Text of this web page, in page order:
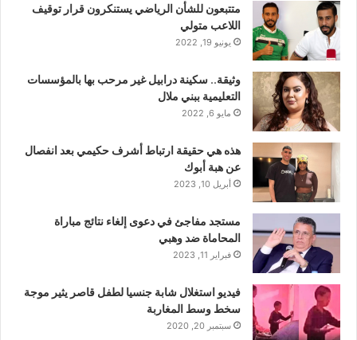
متتبعون للشأن الرياضي يستنكرون قرار توقيف
اللاعب متولي
يونيو 19, 2022
وثيقة.. سكينة درابيل غير مرحب بها بالمؤسسات
التعليمية ببني ملال
مايو 6, 2022
هذه هي حقيقة ارتباط أشرف حكيمي بعد انفصال
عن هبة أبوك
أبريل 10, 2023
مستجد مفاجئ في دعوى إلغاء نتائج مباراة
المحاماة ضد وهبي
فبراير 11, 2023
فيديو استغلال شابة جنسيا لطفل قاصر يثير موجة
سخط وسط المغاربة
سبتمبر 20, 2020